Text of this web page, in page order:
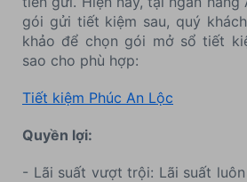
gói gửi tiết kiệm sau, quý
khảo để chọn gói mở sổ tiết
sao cho phù hợp:
Tiết kiệm Phúc An Lộc
Quyền lợi:
- Lãi suất vượt trội: Lãi suất